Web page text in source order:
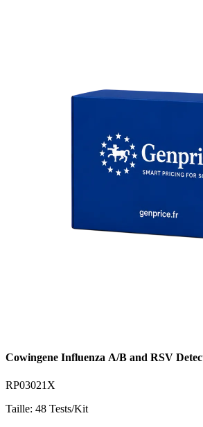
Cowingene Influenza A/B and RSV
RP03021X
Taille: 48 Tests/Kit